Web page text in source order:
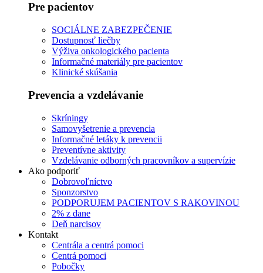
Pre pacientov
SOCIÁLNE ZABEZPEČENIE
Dostupnosť liečby
Výživa onkologického pacienta
Informačné materiály pre pacientov
Klinické skúšania
Prevencia a vzdelávanie
Skríningy
Samovyšetrenie a prevencia
Informačné letáky k prevencii
Preventívne aktivity
Vzdelávanie odborných pracovníkov a supervízie
Ako podporiť
Dobrovoľníctvo
Sponzorstvo
PODPORUJEM PACIENTOV S RAKOVINOU
2% z dane
Deň narcisov
Kontakt
Centrála a centrá pomoci
Centrá pomoci
Pobočky